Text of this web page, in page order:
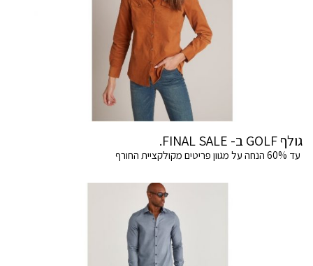
גולף GOLF ב- FINAL SALE.
עד 60% הנחה על מגוון פריטים מקולקציית החורף